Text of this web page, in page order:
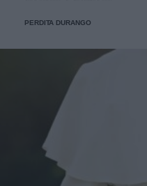
PERDITA DURANGO